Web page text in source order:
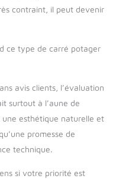
contraint, il peut devenir
ce type de carré potager
avis clients, l’évaluation
surtout à l’aune de
une esthétique naturelle et
promesse de
technique.
si votre priorité est